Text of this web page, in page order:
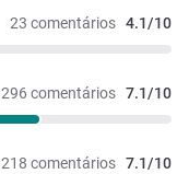
23 comentários 4.1/10
296 comentários 7.1/10
218 comentários 7.1/10